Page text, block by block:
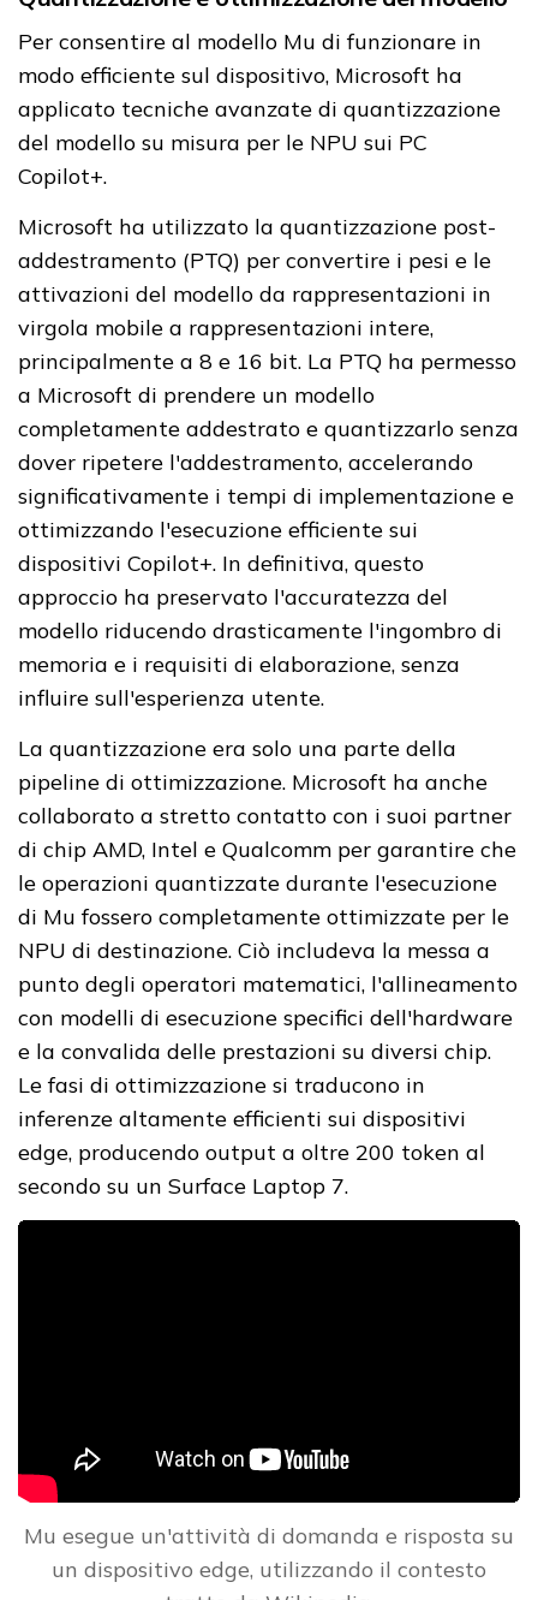
Per consentire al modello Mu di funzionare in
modo efficiente sul dispositivo, Microsoft ha
applicato tecniche avanzate di quantizzazione
del modello su misura per le NPU sui PC
Copilot+.
Microsoft ha utilizzato la quantizzazione post-
addestramento (PTQ) per convertire i pesi e le
attivazioni del modello da rappresentazioni in
virgola mobile a rappresentazioni intere,
principalmente a 8 e 16 bit. La PTQ ha permesso
a Microsoft di prendere un modello
completamente addestrato e quantizzarlo senza
dover ripetere l'addestramento, accelerando
significativamente i tempi di implementazione e
ottimizzando l'esecuzione efficiente sui
dispositivi Copilot+. In definitiva, questo
approccio ha preservato l'accuratezza del
modello riducendo drasticamente l'ingombro di
memoria e i requisiti di elaborazione, senza
influire sull'esperienza utente.
La quantizzazione era solo una parte della
pipeline di ottimizzazione. Microsoft ha anche
collaborato a stretto contatto con i suoi partner
di chip AMD, Intel e Qualcomm per garantire che
le operazioni quantizzate durante l'esecuzione
di Mu fossero completamente ottimizzate per le
NPU di destinazione. Ciò includeva la messa a
punto degli operatori matematici, l'allineamento
con modelli di esecuzione specifici dell'hardware
e la convalida delle prestazioni su diversi chip.
Le fasi di ottimizzazione si traducono in
inferenze altamente efficienti sui dispositivi
edge, producendo output a oltre 200 token al
secondo su un Surface Laptop 7.
Mu esegue un'attività di domanda e risposta su
un dispositivo edge, utilizzando il contesto